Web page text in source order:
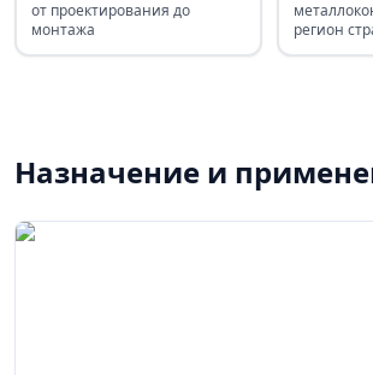
от проектирования до
монтажа
регион
Назначение и